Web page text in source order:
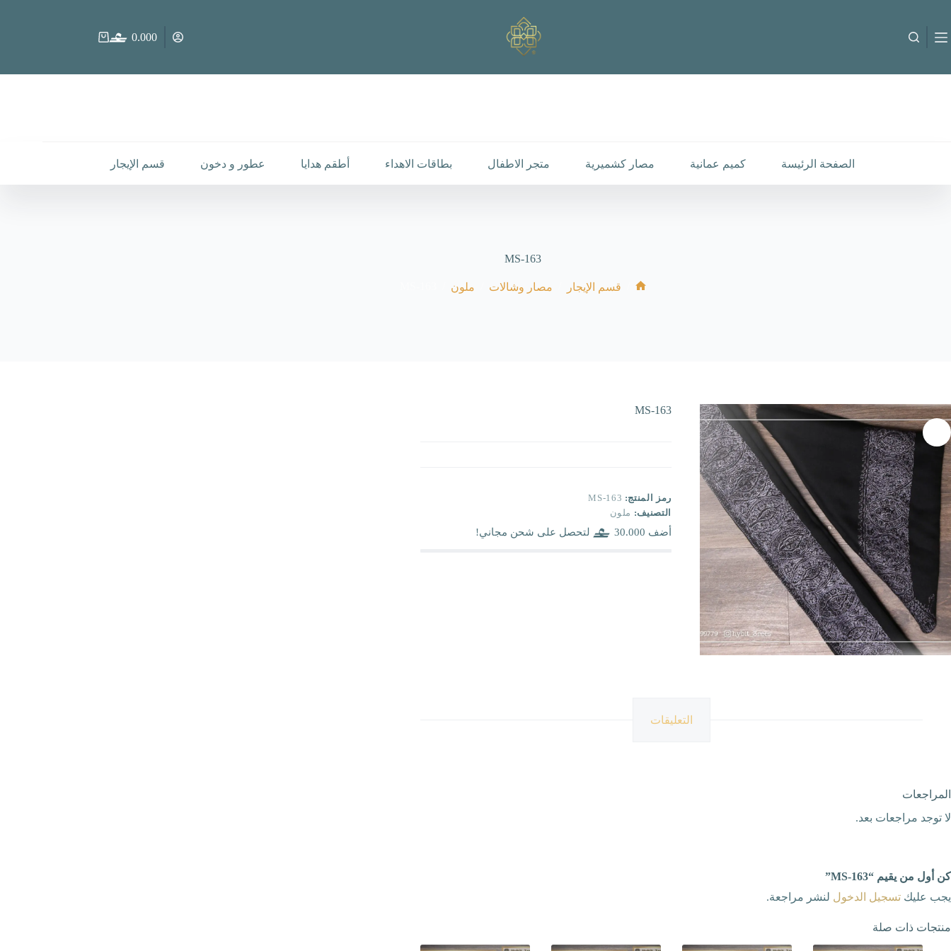
المحتوى
عربة
0.000
الصفحة الرئيسة كميم عمانية مصار كشميرية متجر الاطفال بطاقات الاهداء أطقم هدايا عطور و دخون قسم الإيجار
MS-163
قسم الإيجار مصار وشالات ملون
MS-163
رمز المنتج: MS-163
التصنيف: ملون
أضف 30.000 لتحصل على شحن مجاني!
التعليقات
المراجعات
لا توجد مراجعات بعد.
كن أول من يقيم “MS-163”
يجب عليك تسجيل الدخول لنشر مراجعة.
منتجات ذات صلة